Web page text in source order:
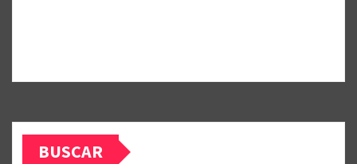
BUSCAR